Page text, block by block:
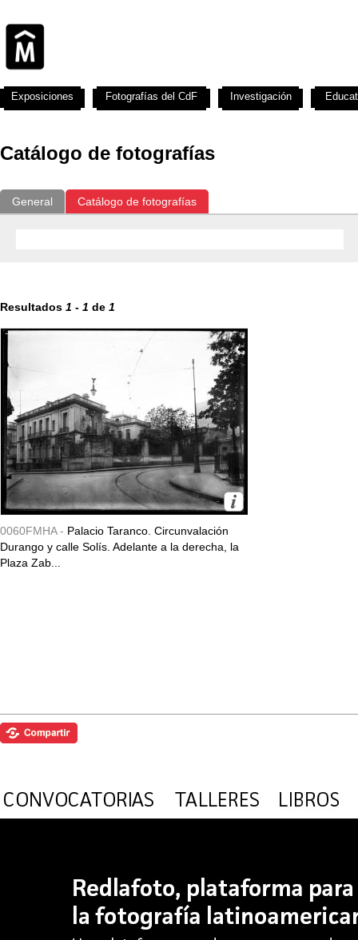
Catálogo de fotografías
General Catálogo de fotografías
Resultados 1 - 1 de 1
0060FMHA - Palacio Taranco. Circunvalación
Durango y calle Solís. Adelante a la derecha, la
Plaza Zab...
Exposiciones Fotografías del CdF Investigación